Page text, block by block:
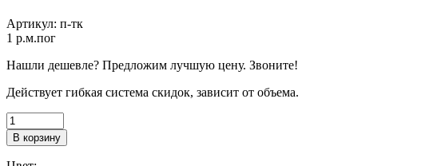
Артикул: п-тк
1 p.м.пог
Нашли дешевле? Предложим лучшую цену. Звоните!
Действует гибкая система скидок, зависит от объема.
В корзину